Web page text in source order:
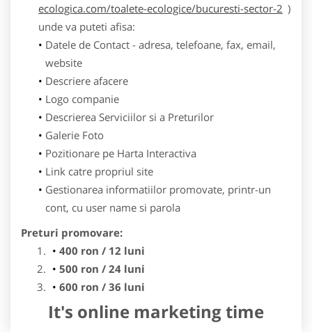
ecologica.com/toalete-ecologice/bucuresti-sector-2 )
unde va puteti afisa:
Datele de Contact - adresa, telefoane, fax, email,
website
Descriere afacere
Logo companie
Descrierea Serviciilor si a Preturilor
Galerie Foto
Pozitionare pe Harta Interactiva
Link catre propriul site
Gestionarea informatiilor promovate, printr-un
cont, cu user name si parola
Preturi promovare:
400 ron / 12 luni
500 ron / 24 luni
600 ron / 36 luni
It's online marketing time